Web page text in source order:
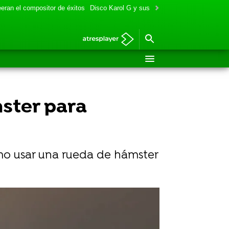
el compositor de éxitos Disco Karol G y sus colaboraciones
para
usar una rueda de hámster